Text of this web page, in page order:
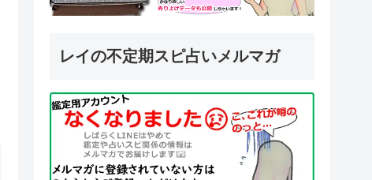
レイの不定期スピ占いメルマガ